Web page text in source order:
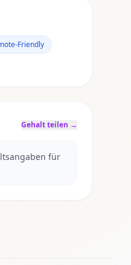
Friendly
Gehalt teilen →
für